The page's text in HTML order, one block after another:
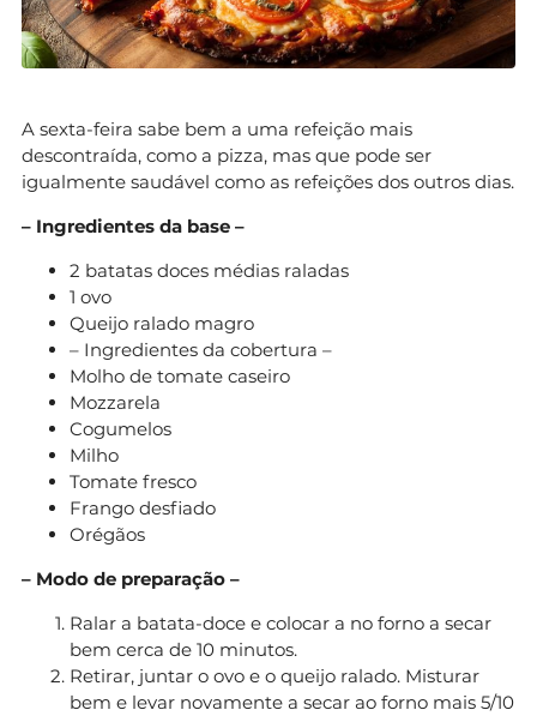
A sexta-feira sabe bem a uma refeição mais
descontraída, como a pizza, mas que pode ser
igualmente saudável como as refeições dos outros dias.
– Ingredientes da base –
2 batatas doces médias raladas
1 ovo
Queijo ralado magro
– Ingredientes da cobertura –
Molho de tomate caseiro
Mozzarela
Cogumelos
Milho
Tomate fresco
Frango desfiado
Orégãos
– Modo de preparação –
Ralar a batata-doce e colocar a no forno a secar
bem cerca de 10 minutos.
Retirar, juntar o ovo e o queijo ralado. Misturar
bem e levar novamente a secar ao forno mais 5/10